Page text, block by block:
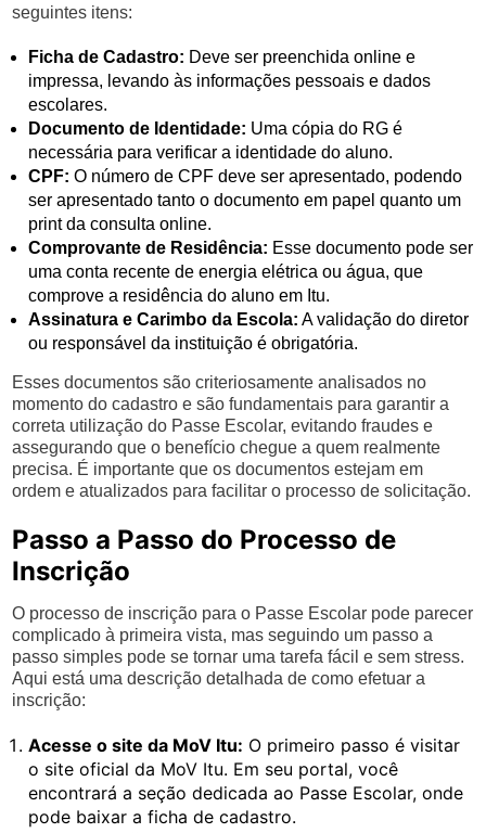
seguintes itens:
Ficha de Cadastro: Deve ser preenchida online e
impressa, levando às informações pessoais e dados
escolares.
Documento de Identidade: Uma cópia do RG é
necessária para verificar a identidade do aluno.
CPF: O número de CPF deve ser apresentado, podendo
ser apresentado tanto o documento em papel quanto um
print da consulta online.
Comprovante de Residência: Esse documento pode ser
uma conta recente de energia elétrica ou água, que
comprove a residência do aluno em Itu.
Assinatura e Carimbo da Escola: A validação do diretor
ou responsável da instituição é obrigatória.
Esses documentos são criteriosamente analisados no
momento do cadastro e são fundamentais para garantir a
correta utilização do Passe Escolar, evitando fraudes e
assegurando que o benefício chegue a quem realmente
precisa. É importante que os documentos estejam em
ordem e atualizados para facilitar o processo de solicitação.
Passo a Passo do Processo de
Inscrição
O processo de inscrição para o Passe Escolar pode parecer
complicado à primeira vista, mas seguindo um passo a
passo simples pode se tornar uma tarefa fácil e sem stress.
Aqui está uma descrição detalhada de como efetuar a
inscrição:
Acesse o site da MoV Itu: O primeiro passo é visitar
o site oficial da MoV Itu. Em seu portal, você
encontrará a seção dedicada ao Passe Escolar, onde
pode baixar a ficha de cadastro.